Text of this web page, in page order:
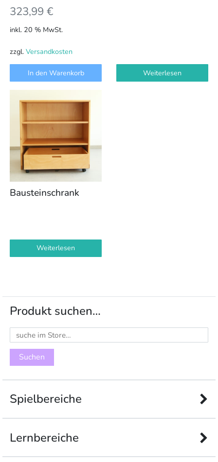
323,99 €
inkl. 20 % MwSt.
zzgl. Versandkosten
In den Warenkorb Weiterlesen
Bausteinschrank
Weiterlesen
Produkt suchen…
Suchen
nach:
Spielbereiche
Lernbereiche